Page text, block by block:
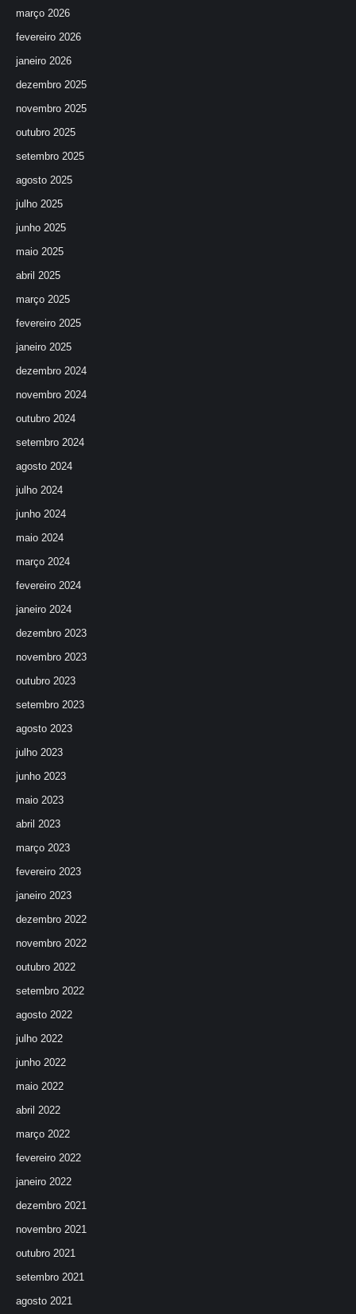
março 2026
fevereiro 2026
janeiro 2026
dezembro 2025
novembro 2025
outubro 2025
setembro 2025
agosto 2025
julho 2025
junho 2025
maio 2025
abril 2025
março 2025
fevereiro 2025
janeiro 2025
dezembro 2024
novembro 2024
outubro 2024
setembro 2024
agosto 2024
julho 2024
junho 2024
maio 2024
março 2024
fevereiro 2024
janeiro 2024
dezembro 2023
novembro 2023
outubro 2023
setembro 2023
agosto 2023
julho 2023
junho 2023
maio 2023
abril 2023
março 2023
fevereiro 2023
janeiro 2023
dezembro 2022
novembro 2022
outubro 2022
setembro 2022
agosto 2022
julho 2022
junho 2022
maio 2022
abril 2022
março 2022
fevereiro 2022
janeiro 2022
dezembro 2021
novembro 2021
outubro 2021
setembro 2021
agosto 2021